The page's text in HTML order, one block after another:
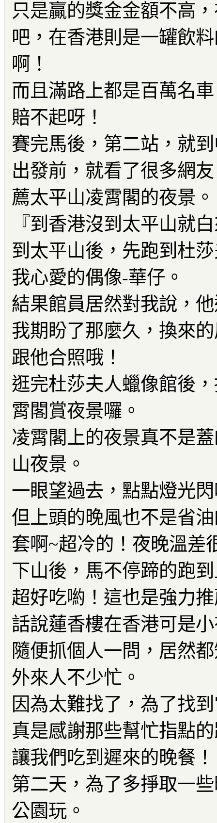
只是贏的獎金金額不高
吧，在香港則是一罐飲
啊！
而且滿路上都是百萬名
賠不起呀！
賽完馬後，第二站，就
出發前，就看了很多網
薦太平山凌霄閣的夜景。
『到香港沒到太平山就
到太平山後，先跑到杜
我心愛的偶像-華仔。
結果館員居然對我說，
我期盼了那麼久，換來
跟他合照哦！
逛完杜莎夫人蠟像館後
霄閣賞夜景囉。
凌霄閣上的夜景真不是
山夜景。
一眼望過去，點點燈光
但上頭的晚風也不是省
套啊~超冷的！夜晚溫差
下山後，馬不停蹄的跑
超好吃喲！這也是強力
話說蓮香樓在香港可是
隨便抓個人一問，居然
外來人不少忙。
因為太難找了，為了找
真是感謝那些幫忙指點
讓我們吃到遲來的晚餐！
第二天，為了多掙取一
公園玩。